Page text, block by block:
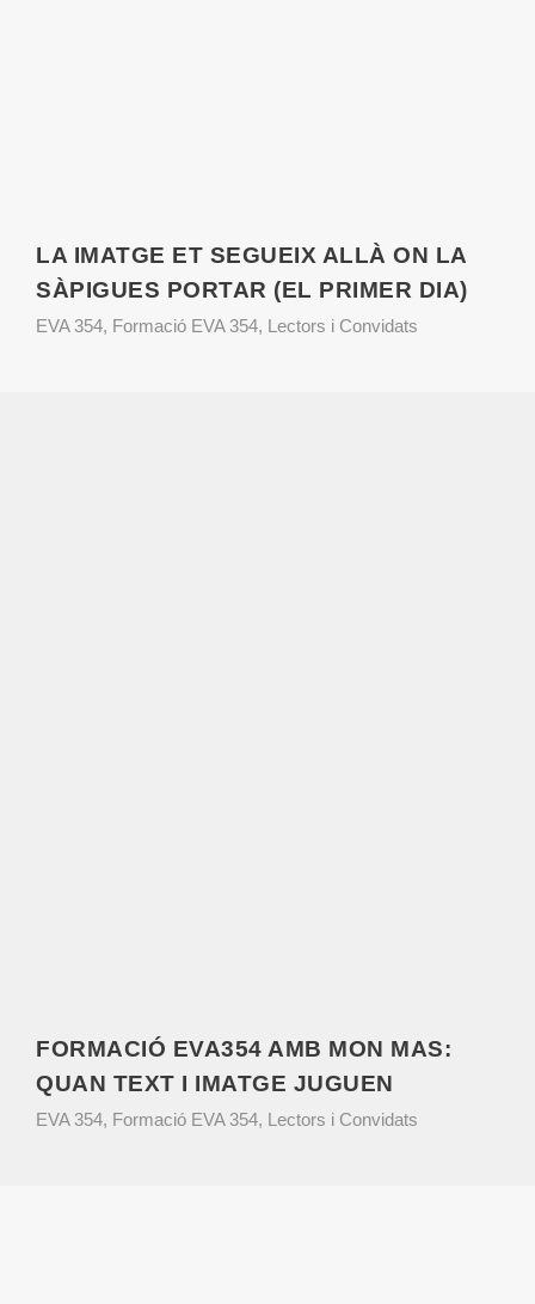
LA IMATGE ET SEGUEIX ALLÀ ON LA
SÀPIGUES PORTAR (EL PRIMER DIA)
EVA 354, Formació EVA 354, Lectors i Convidats
FORMACIÓ EVA354 AMB MON MAS:
QUAN TEXT I IMATGE JUGUEN
EVA 354, Formació EVA 354, Lectors i Convidats